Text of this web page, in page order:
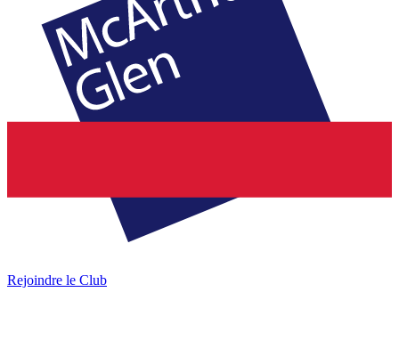
Rejoindre le Club